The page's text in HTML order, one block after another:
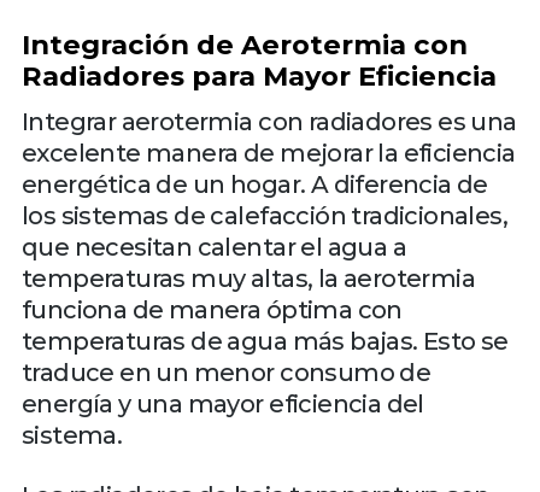
Integración de Aerotermia con
Radiadores para Mayor Eficiencia
Integrar aerotermia con radiadores es una
excelente manera de mejorar la eficiencia
energética de un hogar. A diferencia de
los sistemas de calefacción tradicionales,
que necesitan calentar el agua a
temperaturas muy altas, la aerotermia
funciona de manera óptima con
temperaturas de agua más bajas. Esto se
traduce en un menor consumo de
energía y una mayor eficiencia del
sistema.